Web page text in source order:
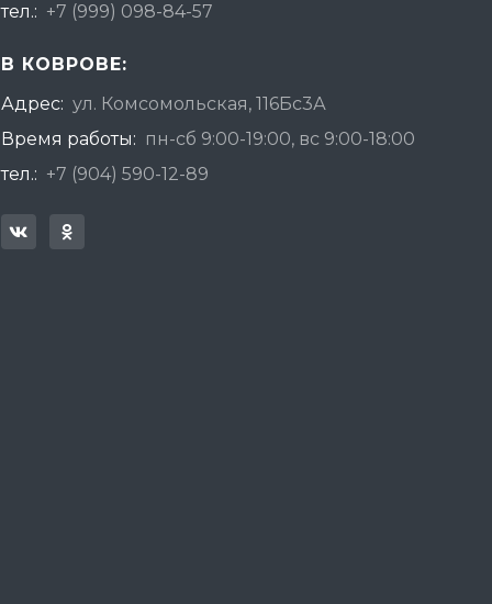
тел.: +7 (999) 098-84-57
В КОВРОВЕ:
Адрес: ул. Комсомольская, 116Бс3А
Время работы: пн-сб 9:00-19:00, вс 9:00-18:00
тел.: +7 (904) 590-12-89